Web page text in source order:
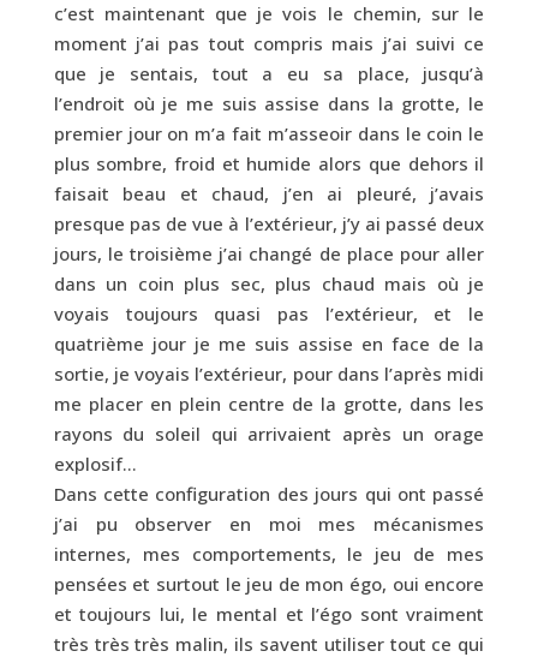
c’est maintenant que je vois le chemin, sur le
moment j’ai pas tout compris mais j’ai suivi ce
que je sentais, tout a eu sa place, jusqu’à
l’endroit où je me suis assise dans la grotte, le
premier jour on m’a fait m’asseoir dans le coin le
plus sombre, froid et humide alors que dehors il
faisait beau et chaud, j’en ai pleuré, j’avais
presque pas de vue à l’extérieur, j’y ai passé deux
jours, le troisième j’ai changé de place pour aller
dans un coin plus sec, plus chaud mais où je
voyais toujours quasi pas l’extérieur, et le
quatrième jour je me suis assise en face de la
sortie, je voyais l’extérieur, pour dans l’après midi
me placer en plein centre de la grotte, dans les
rayons du soleil qui arrivaient après un orage
explosif…
Dans cette configuration des jours qui ont passé
j’ai pu observer en moi mes mécanismes
internes, mes comportements, le jeu de mes
pensées et surtout le jeu de mon égo, oui encore
et toujours lui, le mental et l’égo sont vraiment
très très très malin, ils savent utiliser tout ce qui